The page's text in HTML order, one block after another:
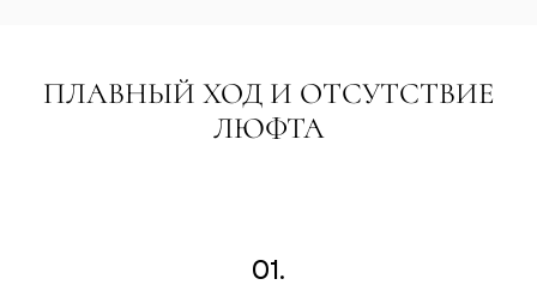
ПЛАВНЫЙ ХОД И ОТСУТСТВИЕ
ЛЮФТА
01.